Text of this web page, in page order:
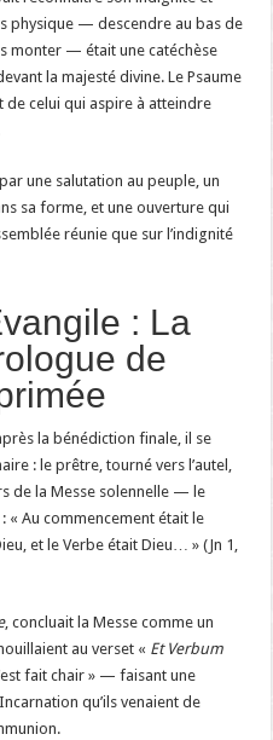
physique — descendre au bas de
monter — était une catéchèse
la majesté divine. Le Psaume
de celui qui aspire à atteindre
une salutation au peuple, un
sa forme, et une ouverture qui
réunie que sur l’indignité
: La
de
la bénédiction finale, il se
: le prêtre, tourné vers l’autel,
de la Messe solennelle — le
« Au commencement était le
et le Verbe était Dieu… » (Jn 1,
, concluait la Messe comme un
au verset « Et Verbum
fait chair » — faisant une
qu’ils venaient de